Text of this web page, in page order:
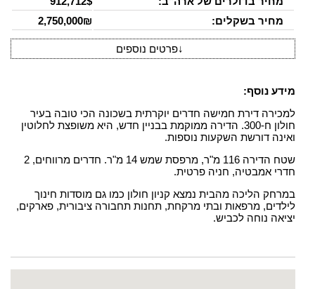
מחיר בשקלים:
2,750,000₪
↓פרטים נוספים
מידע נוסף:
למכירה דירת חמישה חדרים יוקרתית בשכונה הכי טובה בעיר
חולון ח-300. הדירה ממוקמת בבניין חדש, היא משופצת לחלוטין
ואינה דורשת השקעות נוספות.
שטח הדירה 116 מ"ר, מרפסת שמש 14 מ"ר. חדרים מרווחים, 2
חדרי אמבטיה, חניה פרטית.
במרחק הליכה מהבית נמצא קניון חולון כמו גם מוסדות חינוך
לילדים, מרפאות ובתי מרקחת, תחנות תחבורה ציבורית, פארקים,
יציאה נוחה לכביש.